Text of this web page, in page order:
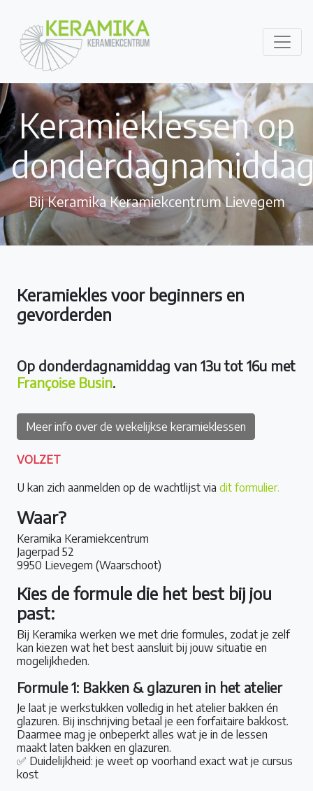
Keramieklessen op
Bij Keramika Keramiekcentrum Lievegem
Keramiekles voor beginners en
gevorderden
Op donderdagnamiddag van 13u tot 16u met
Françoise Busin.
Meer info over de wekelijkse keramieklessen
VOLZET
U kan zich aanmelden op de wachtlijst via dit formulier.
Waar?
Keramika Keramiekcentrum
Jagerpad 52
9950 Lievegem (Waarschoot)
Kies de formule die het best bij jou
past:
Bij Keramika werken we met drie formules, zodat je zelf
kan kiezen wat het best aansluit bij jouw situatie en
mogelijkheden.
Formule 1: Bakken & glazuren in het atelier
Je laat je werkstukken volledig in het atelier bakken én
glazuren. Bij inschrijving betaal je een forfaitaire bakkost.
Daarmee mag je onbeperkt alles wat je in de lessen
maakt laten bakken en glazuren.
✅ Duidelijkheid: je weet op voorhand exact wat je cursus
kost